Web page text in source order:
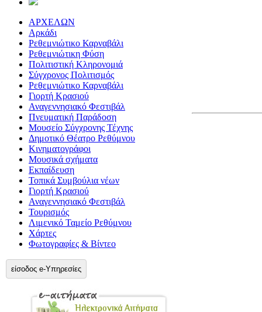
ΑΡΧΕΛΩΝ
Αρκάδι
Ρεθεμνιώτικο Καρναβάλι
Ρεθεμνιώτικη Φύση
Πολιτιστική Κληρονομιά
Σύγχρονος Πολιτισμός
Ρεθεμνιώτικο Καρναβάλι
Γιορτή Κρασιού
Αναγεννησιακό Φεστιβάλ
Πνευματική Παράδοση
Μουσείο Σύγχρονης Τέχνης
Δημοτικό Θέατρο Ρεθύμνου
Κινηματογράφοι
Μουσικά σχήματα
Εκπαίδευση
Τοπικά Συμβούλια νέων
Γιορτή Κρασιού
Αναγεννησιακό Φεστιβάλ
Τουρισμός
Λιμενικό Ταμείο Ρεθύμνου
Χάρτες
Φωτογραφίες & Βίντεο
είσοδος e-Υπηρεσίες